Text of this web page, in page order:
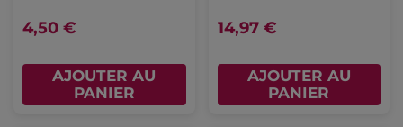
4,50 €
AJOUTER AU
PANIER
14,97 €
AJOUTER AU
PANIER